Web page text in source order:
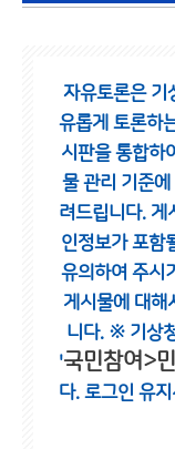
자유토론은 기
유롭게 토론하
시판을 통합하
물 관리 기준
려드립니다. 게
인정보가 포함
유의하여 주시
게시물에 대해
니다. ※ 기상
'국민참여>
다. 로그인 유